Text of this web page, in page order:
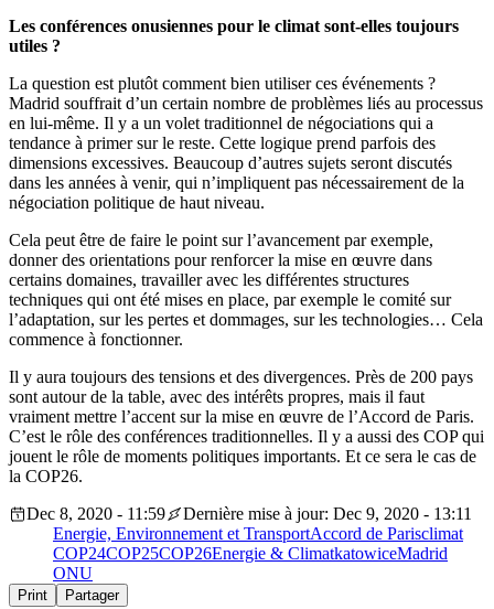
Les conférences onusiennes pour le climat sont-elles toujours
utiles ?
La question est plutôt comment bien utiliser ces événements ?
Madrid souffrait d’un certain nombre de problèmes liés au processus
en lui-même. Il y a un volet traditionnel de négociations qui a
tendance à primer sur le reste. Cette logique prend parfois des
dimensions excessives. Beaucoup d’autres sujets seront discutés
dans les années à venir, qui n’impliquent pas nécessairement de la
négociation politique de haut niveau.
Cela peut être de faire le point sur l’avancement par exemple,
donner des orientations pour renforcer la mise en œuvre dans
certains domaines, travailler avec les différentes structures
techniques qui ont été mises en place, par exemple le comité sur
l’adaptation, sur les pertes et dommages, sur les technologies… Cela
commence à fonctionner.
Il y aura toujours des tensions et des divergences. Près de 200 pays
sont autour de la table, avec des intérêts propres, mais il faut
vraiment mettre l’accent sur la mise en œuvre de l’Accord de Paris.
C’est le rôle des conférences traditionnelles. Il y a aussi des COP qui
jouent le rôle de moments politiques importants. Et ce sera le cas de
la COP26.
Dec 8, 2020 - 11:59
Dernière mise à jour: Dec 9, 2020 - 13:11
Energie, Environnement et TransportAccord de Parisclimat
COP24COP25COP26Energie & ClimatkatowiceMadrid
ONU
Print Partager